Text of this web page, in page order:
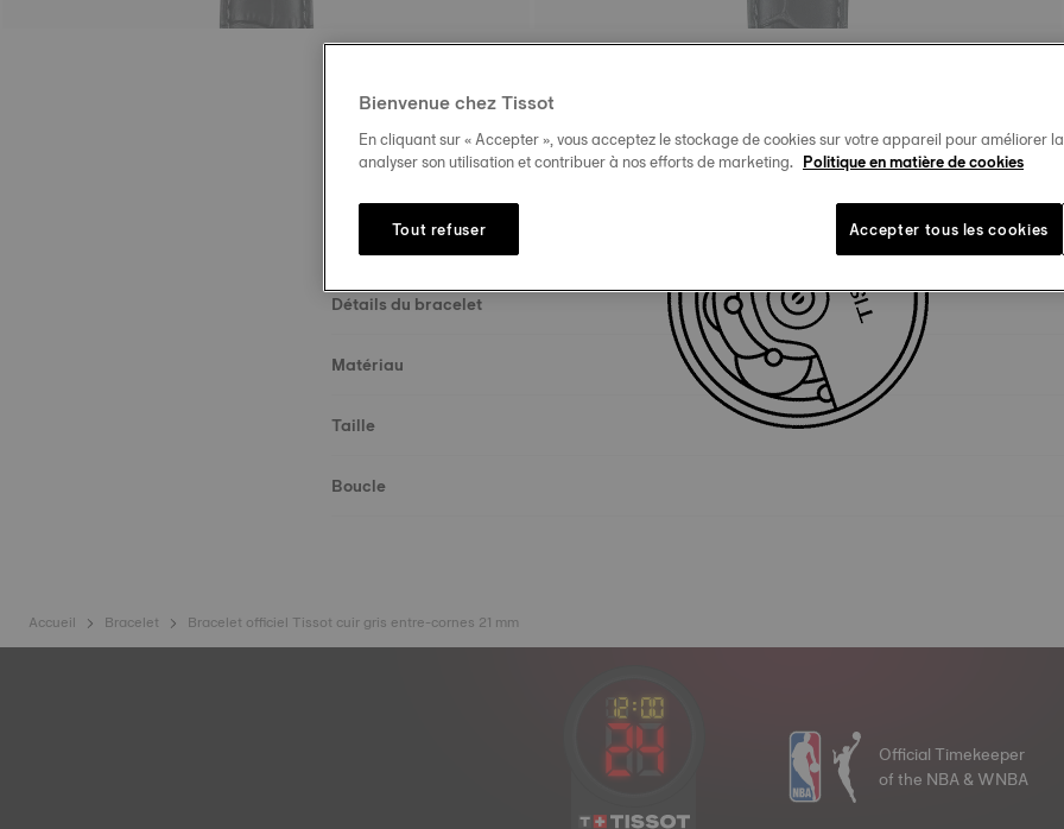
Spécificités techniques
Description
Détails du bracelet
Matériau
Taille
Boucle
Accueil Bracelet Bracelet officiel Tissot cuir gris entre-cornes 21 mm
Official Timekeeper
of the NBA & WNBA
Bienvenue chez Tissot
En cliquant sur « Accepter », vous acceptez le stockage de cookies sur votre appareil pour améliorer
analyser son utilisation et contribuer à nos efforts de marketing. Politique en matière de cookies
Tout refuser Accepter tous les cookies